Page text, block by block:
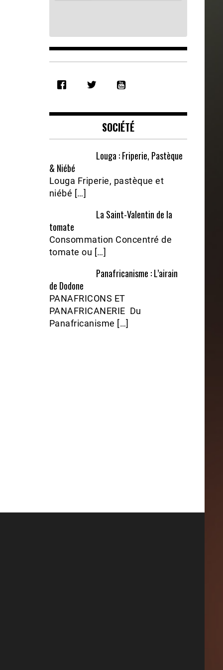
RSS FEED
EMBED
SOCIÉTÉ
Louga : Friperie, Pastèque
& Niébé
Louga Friperie, pastèque et
niébé […]
La Saint-Valentin de la
tomate
Consommation Concentré de
tomate ou […]
Panafricanisme : L’airain
de Dodone
PANAFRICONS ET
PANAFRICANERIE Du
Panafricanisme […]